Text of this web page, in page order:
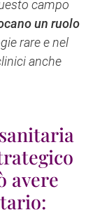
campo
un ruolo
rare e nel
anche
avere